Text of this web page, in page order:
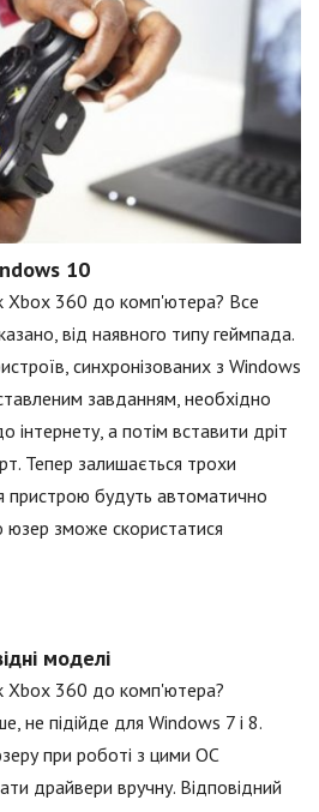
10
Xbox 360 до комп'ютера? Все
від наявного типу геймпада.
синхронізованих з Windows
завданням, необхідно
а потім вставити дріт
Тепер залишається трохи
пристрою будуть автоматично
юзер зможе скористатися
моделі
Xbox 360 до комп'ютера?
не підійде для Windows 7 і 8.
при роботі з цими ОС
драйвери вручну. Відповідний